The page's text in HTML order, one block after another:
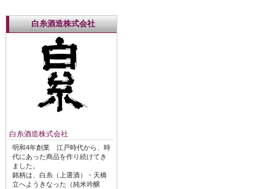
白糸酒造株式会社
白糸酒造株式会社
明和4年創業 江戸時代から、時
代にあった商品を作り続けてき
ました。
銘柄は、白糸（上選酒）・天橋
立へようきなった（純米吟醸